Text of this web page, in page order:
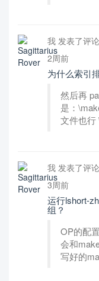
我 发表了评论
2周前
为什么索引
然后再
是：
文件也行
我 发表了评论
3周前
运行lshort-
组？
OP的配
会和
写好的